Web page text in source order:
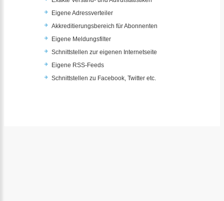
Eigene Adressverteiler
Akkreditierungsbereich für Abonnenten
Eigene Meldungsfilter
Schnittstellen zur eigenen Internetseite
Eigene RSS-Feeds
Schnittstellen zu Facebook, Twitter etc.